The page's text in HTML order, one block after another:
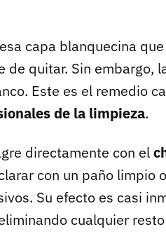
capa blanquecina
de quitar. Sin embargo,
Este es el remedio
de la limpieza.
directamente con el
con un paño limpio
Su efecto es casi
cualquier